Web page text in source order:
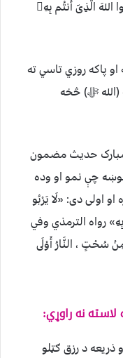
اللهَ الَّذِىٓ أَنتُم بِهِۦ
پاکه روزي تاسي ته
ﷻ) څخه
مبارک حدیث مضمون
چې نمو او وده
اولی دی: «لَا يَرْبُو
رواه الترمذي وفي
سُحْتٍ ، النَّارُ أَوْلَى
ذریعه د رزق ګټلو